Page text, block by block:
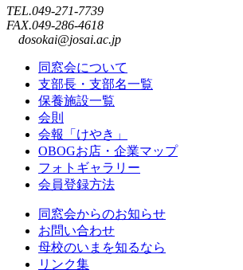
TEL.049-271-7739
FAX.049-286-4618
dosokai@josai.ac.jp
同窓会について
支部長・支部名一覧
保養施設一覧
会則
会報「けやき」
OBOGお店・企業マップ
フォトギャラリー
会員登録方法
同窓会からのお知らせ
お問い合わせ
母校のいまを知るなら
リンク集